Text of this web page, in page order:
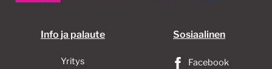
Info ja palaute
Yritys
Sosiaalinen
Facebook